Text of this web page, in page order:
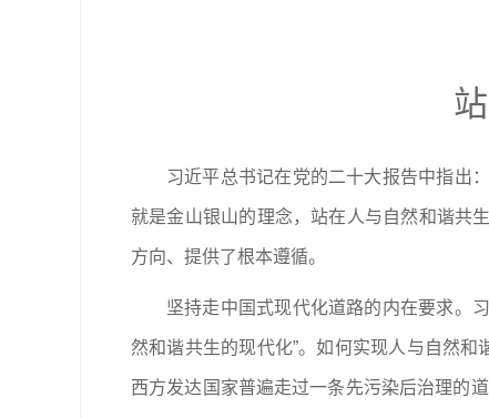
习近平总书记在党的二十大报告中指出
就是金山银山的理念，站在人与自然和谐共
方向、提供了根本遵循。
坚持走中国式现代化道路的内在要求。
然和谐共生的现代化”。如何实现人与自然
西方发达国家普遍走过一条先污染后治理的